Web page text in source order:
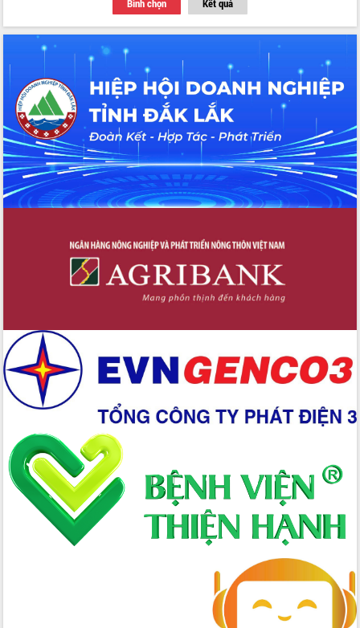
Thứ trưởng Bộ Y tế làm việc với tỉnh
Đắk Lắk về phát triển nhân lực y tế
cho trạm y tế cấp xã
Du lịch Đắk Lắk nâng tầm trải nghiệm
du khách thông qua Hệ thống cơ sở dữ
liệu và Bản đồ số
Tập huấn ứng dụng trí tuệ nhân tạo (AI)
trong thương mại điện tử năm 2026
Đoàn đại biểu Quốc hội tỉnh Đắk Lắk
trao đổi thông tin trước Kỳ họp thứ
nhất, Quốc hội khóa XVI
Quyết liệt cải cách hành chính, khơi
Nâng cao hiệu lực, hiệu quả HĐND
tỉnh thông qua hiện đại hóa hành chính
Xã Ea Phê gắn cải cách hành chính với
Hồ Thị Nguyên Thảo làm việc tại Trung
tâm Phục vụ hành chính công xã Ea
Xây dựng nền hành chính số đồng
hành cùng nông dân dân, doanh nghiệp
Giai đoạn 2026-2030, Đắk Lắk phấn
đấu có 77% xã đạt chuẩn nông thôn
mới
Chuyển đổi số 'mở đường' cho nông
nghiệp Đắk Lắk tăng trưởng bứt phá
Triển khai đồng bộ đo đạc, lập hồ sơ
địa chính, hoàn thiện cơ sở dữ liệu đất
Bình chọn Kết quả